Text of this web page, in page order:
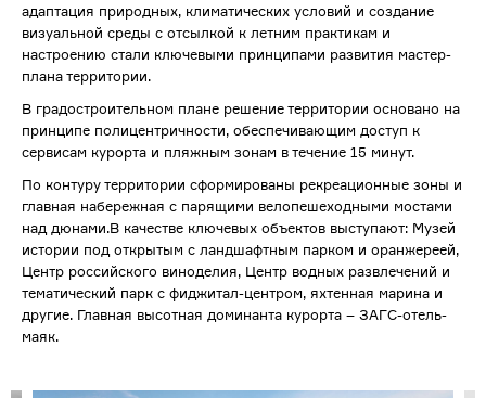
адаптация природных, климатических условий и создание
визуальной среды с отсылкой к летним практикам и
настроению стали ключевыми принципами развития мастер-
плана территории.
В градостроительном плане решение территории основано на
принципе полицентричности, обеспечивающим доступ к
сервисам курорта и пляжным зонам в течение 15 минут.
По контуру территории сформированы рекреационные зоны и
главная набережная с парящими велопешеходными мостами
над дюнами.В качестве ключевых объектов выступают: Музей
истории под открытым с ландшафтным парком и оранжереей,
Центр российского виноделия, Центр водных развлечений и
тематический парк с фиджитал-центром, яхтенная марина и
другие. Главная высотная доминанта курорта – ЗАГС-отель-
маяк.